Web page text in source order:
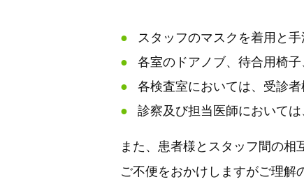
スタッフのマスクを着用と
各室のドアノブ、待合用椅
各検査室においては、受診
診察及び担当医師において
また、患者様とスタッフ間の相
ご不便をおかけしますがご理解